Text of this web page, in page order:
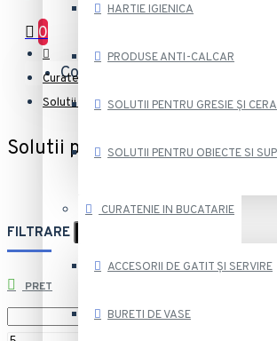
0
Coșul de cumpărături este gol!
HARTIE IGIENICA
PRODUSE ANTI-CALCAR
SOLUTII PENTRU GRESIE ȘI
SOLUTII PENTRU OBIECTE SI
CURATENIE IN BUCATARIE
ACCESORII DE GATIT ȘI SERVIRE
BURETI DE VASE
Curatenie in Bucatarie si Accesorii
Solutii pentru curatare bucatarie
Solutii pentru curatare
FILTRARE
PRET